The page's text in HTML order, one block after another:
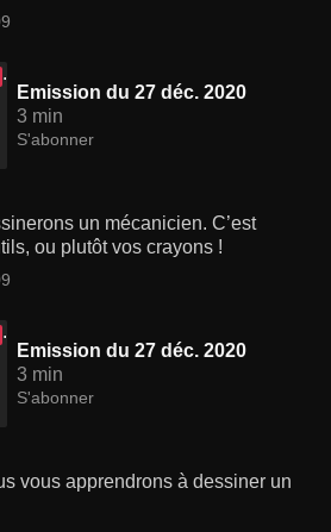
Emission du 27 déc. 2020
3 min
S'abonner
un mécanicien. C’est
ou plutôt vos crayons !
Emission du 27 déc. 2020
3 min
S'abonner
vous apprendrons à dessiner un